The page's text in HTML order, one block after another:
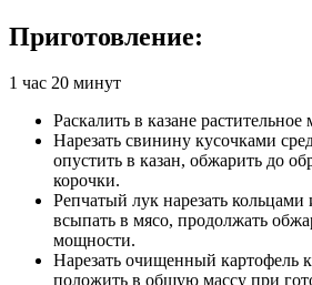
Приготовление:
1 час 20 минут
Раскалить в казане растительное
Нарезать свинину кусочками
опустить в казан, обжарить до
корочки.
Репчатый лук нарезать
всыпать в мясо, продолжать
мощности.
Нарезать очищенный картофель
положить в общую массу при